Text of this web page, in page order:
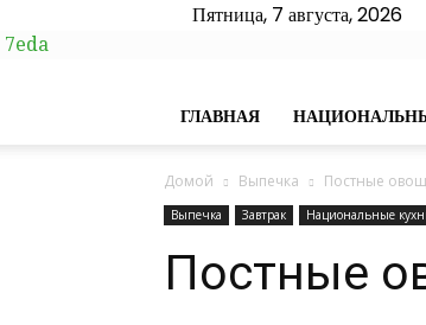
Пятница, 7 августа, 2026
7eda
ГЛАВНАЯ
Домой Выпечка Постные
Выпечка Завтрак Национальные
Постные